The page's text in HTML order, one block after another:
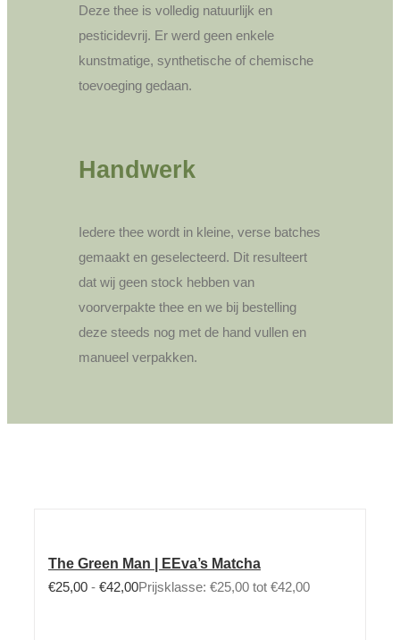
Deze thee is volledig natuurlijk en
pesticidevrij. Er werd geen enkele
kunstmatige, synthetische of chemische
toevoeging gedaan.
Handwerk
Iedere thee wordt in kleine, verse batches
gemaakt en geselecteerd. Dit resulteert
dat wij geen stock hebben van
voorverpakte thee en we bij bestelling
deze steeds nog met de hand vullen en
manueel verpakken.
The Green Man | EEva’s Matcha
€25,00 - €42,00Prijsklasse: €25,00 tot €42,00